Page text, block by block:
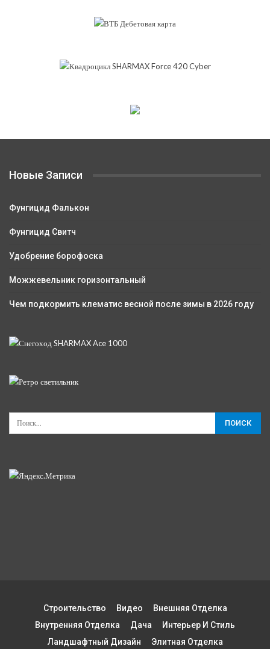
Новые Записи
Фунгицид Фалькон
Фунгицид Свитч
Удобрение борофоска
Можжевельник горизонтальный
Чем подкормить клематис весной после зимы в 2026 году
Строительство Видео
Внешняя Отделка
Внутренняя Отделка
Дача
Интерьер И Стиль
Ландшафтный Дизайн
Элитная Отделка